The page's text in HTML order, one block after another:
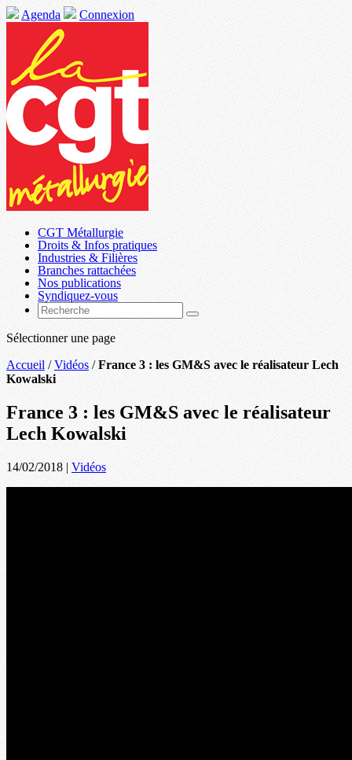
Agenda Connexion
CGT Métallurgie
Droits & Infos pratiques
Industries & Filières
Branches rattachées
Nos publications
Syndiquez-vous
Sélectionner une page
Accueil /Vidéos /France 3 : les GM&S avec le réalisateur Lech
Kowalski
France 3 : les GM&S avec le réalisateur
Lech Kowalski
14/02/2018 | Vidéos